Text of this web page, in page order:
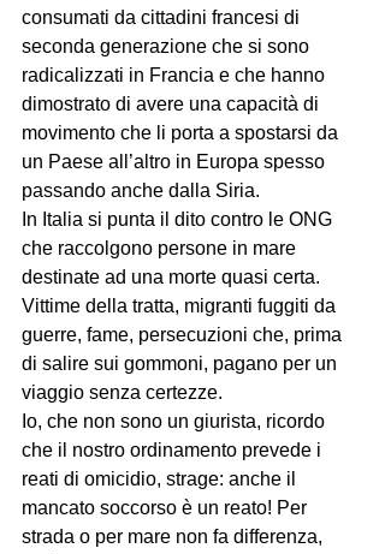
consumati da cittadini francesi di
seconda generazione che si sono
radicalizzati in Francia e che hanno
dimostrato di avere una capacità di
movimento che li porta a spostarsi da
un Paese all’altro in Europa spesso
passando anche dalla Siria.
In Italia si punta il dito contro le ONG
che raccolgono persone in mare
destinate ad una morte quasi certa.
Vittime della tratta, migranti fuggiti da
guerre, fame, persecuzioni che, prima
di salire sui gommoni, pagano per un
viaggio senza certezze.
Io, che non sono un giurista, ricordo
che il nostro ordinamento prevede i
reati di omicidio, strage: anche il
mancato soccorso è un reato! Per
strada o per mare non fa differenza,